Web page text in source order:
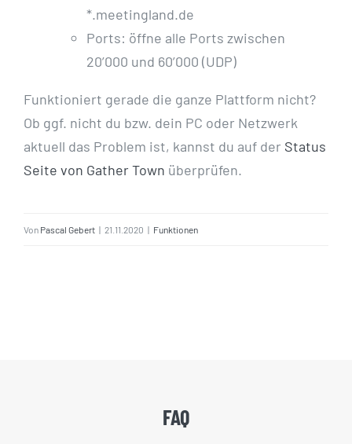
*.meetingland.de
Ports: öffne alle Ports zwischen
20’000 und 60’000 (UDP)
Funktioniert gerade die ganze Plattform nicht?
Ob ggf. nicht du bzw. dein PC oder Netzwerk
aktuell das Problem ist, kannst du auf der Status
Seite von Gather Town überprüfen.
Von Pascal Gebert | 21.11.2020 | Funktionen
FAQ